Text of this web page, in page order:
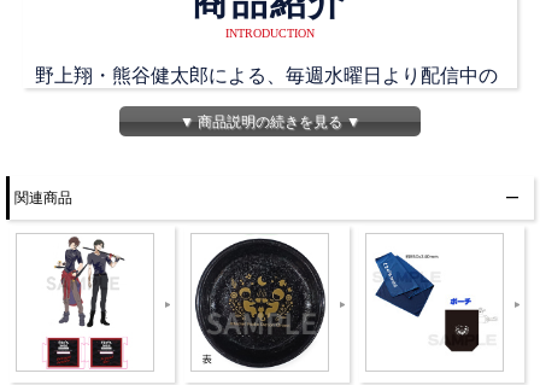
INTRODUCTION
野上翔・熊谷健太郎による、毎週水曜日より配信中の
「くまがみ珈琲店～プレミアムブレンド～」DJCDの
新作が発売です。
CDです。二人がオフの日にどのように過ごすか想像
しながらお聴きください。
一部、合同イベントを行う「天﨑滉平・大塚剛央の
「僕たちもう、フレンドですよね？」」にインスパイ
アされています。
同日発売の「ぼくフレ」のDJCDも是非お聴きくださ
▼ 商品説明の続きを見る ▼
関連商品